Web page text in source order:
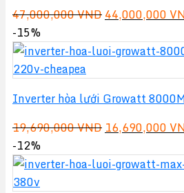
47,000,000VNDGiá
là:
44,000,000
-15%
Inverter hòa lưới Growatt
19,690,000VND Giá
là:
16,690,000
-12%